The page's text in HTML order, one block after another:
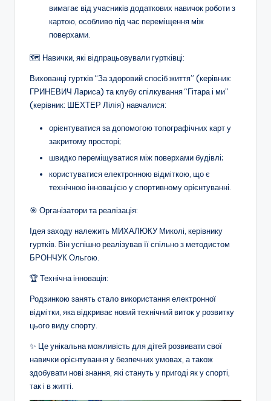
о
в
и
о
в
а
н
н
я
т
а
п
о
а
ш
кі
л
ь
вимагає від учасників додаткових навичок роботи з
картою, особливо під час переміщення між
поверхами.
🗺️ Навички, які відпрацьовували гуртківці:
Вихованці гуртків “За здоровий спосіб життя” (керівник:
ГРИНЕВИЧ Лариса) та клубу спілкування “Гітара і ми”
(керівник: ШЕХТЕР Лілія) навчалися:
орієнтуватися за допомогою топографічних карт у
закритому просторі;
швидко переміщуватися між поверхами будівлі;
користуватися електронною відміткою, що є
технічною інновацією у спортивному орієнтуванні.
🎯 Організатори та реалізація:
Ідея заходу належить МИХАЛЮКУ Миколі, керівнику
гуртків. Він успішно реалізував її спільно з методистом
БРОНЧУК Ольгою.
🏆 Технічна інновація:
Родзинкою занять стало використання електронної
відмітки, яка відкриває новий технічний виток у розвитку
цього виду спорту.
✨ Це унікальна можливість для дітей розвивати свої
навички орієнтування у безпечних умовах, а також
здобувати нові знання, які стануть у пригоді як у спорті,
так і в житті.